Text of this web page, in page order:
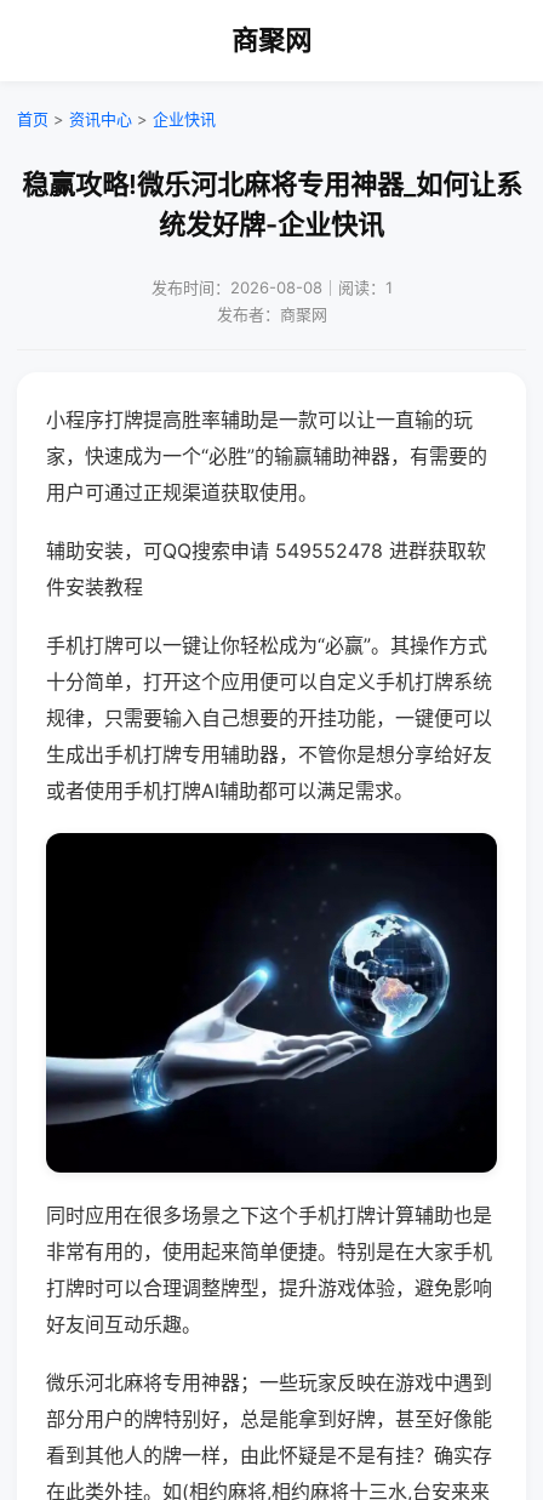
商聚网
首页 > 资讯中心 > 企业快讯
稳赢攻略!微乐河北麻将专用神器_如何让系
统发好牌-企业快讯
发布时间：2026-08-08｜阅读：1
发布者：商聚网
小程序打牌提高胜率辅助是一款可以让一直输的玩
家，快速成为一个“必胜”的输赢辅助神器，有需要的
用户可通过正规渠道获取使用。
辅助安装，可QQ搜索申请 549552478 进群获取软
件安装教程
手机打牌可以一键让你轻松成为“必赢”。其操作方式
十分简单，打开这个应用便可以自定义手机打牌系统
规律，只需要输入自己想要的开挂功能，一键便可以
生成出手机打牌专用辅助器，不管你是想分享给好友
或者使用手机打牌AI辅助都可以满足需求。
同时应用在很多场景之下这个手机打牌计算辅助也是
非常有用的，使用起来简单便捷。特别是在大家手机
打牌时可以合理调整牌型，提升游戏体验，避免影响
好友间互动乐趣。
微乐河北麻将专用神器；一些玩家反映在游戏中遇到
部分用户的牌特别好，总是能拿到好牌，甚至好像能
看到其他人的牌一样，由此怀疑是不是有挂？确实存
在此类外挂。如(相约麻将,相约麻将十三水,台安来来